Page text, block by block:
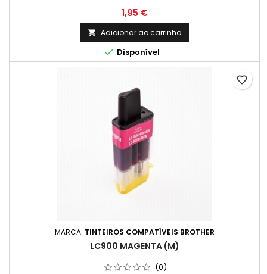
Preço
1,95 €
 Adicionar ao carrinho
 Disponível
MARCA: TINTEIROS COMPATÍVEIS BROTHER
LC900 MAGENTA (M)
(0)
favorite_border